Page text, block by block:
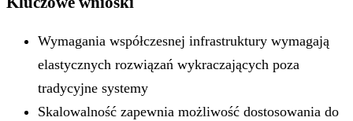
Wymagania współczesnej infrastruktury wymagają
elastycznych rozwiązań wykraczających poza
tradycyjne systemy
Skalowalność zapewnia możliwość dostosowania do